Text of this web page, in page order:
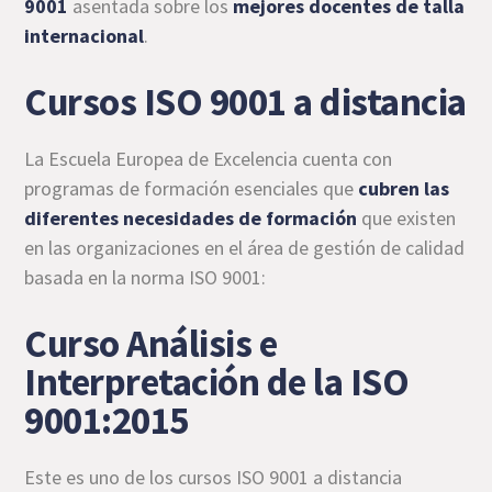
9001 asentada sobre los mejores docentes de talla
internacional.
Cursos ISO 9001 a distancia
La Escuela Europea de Excelencia cuenta con
programas de formación esenciales que cubren las
diferentes necesidades de formación que existen
en las organizaciones en el área de gestión de calidad
basada en la norma ISO 9001:
Curso Análisis e
Interpretación de la ISO
9001:2015
Este es uno de los cursos ISO 9001 a distancia